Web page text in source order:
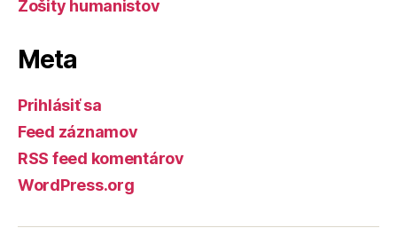
Zošity humanistov
Meta
Prihlásiť sa
Feed záznamov
RSS feed komentárov
WordPress.org